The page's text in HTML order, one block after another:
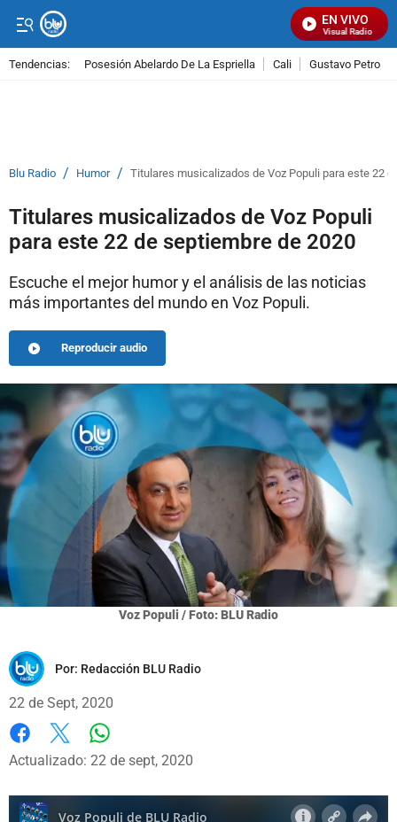
EN VIVO
Señal Visual Radio
Tendencias: Posesión Abelardo De La Espriella Cali Gustavo Petro
Blu Radio / Humor / Titulares musicalizados de Voz Populi para este 22
Titulares musicalizados de Voz Populi
para este 22 de septiembre de 2020
Escuche el mejor humor y el análisis de las noticias
más importantes del mundo en Voz Populi.
Reproducir audio
Voz Populi / Foto: BLU Radio
Por: Redacción BLU Radio
22 de Sept, 2020
Facebook
X
Actualizado: 22 de sept, 2020